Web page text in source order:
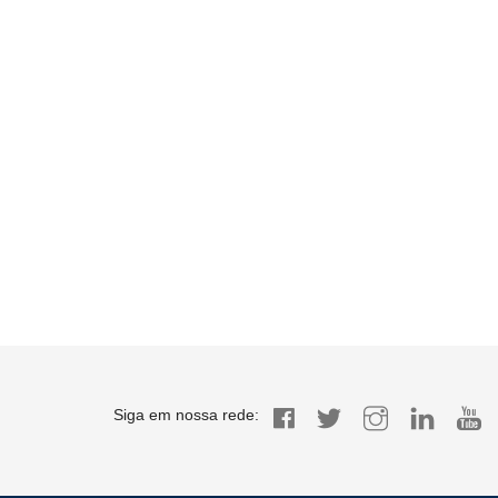
Siga em nossa rede: